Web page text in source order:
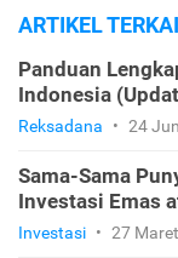
ARTIKEL
Panduan
Indonesia
Reksadana • 24
Sama-Sama
Investasi Emas
Investasi • 27